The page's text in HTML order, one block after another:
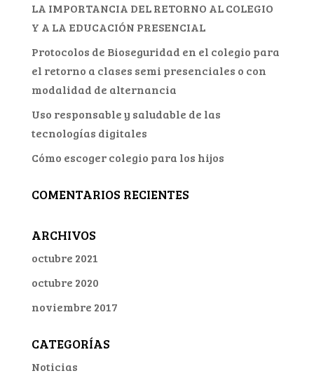
LA IMPORTANCIA DEL RETORNO AL COLEGIO
Y A LA EDUCACIÓN PRESENCIAL
Protocolos de Bioseguridad en el colegio para
el retorno a clases semi presenciales o con
modalidad de alternancia
Uso responsable y saludable de las
tecnologías digitales
Cómo escoger colegio para los hijos
COMENTARIOS RECIENTES
ARCHIVOS
octubre 2021
octubre 2020
noviembre 2017
CATEGORÍAS
Noticias